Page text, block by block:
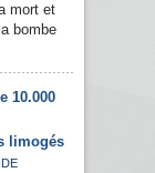
mort et
bombe
10.000
limogés